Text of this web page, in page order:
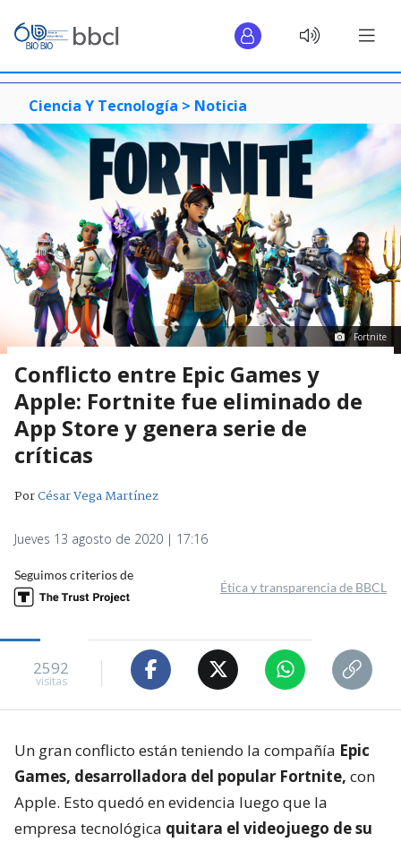
Ciencia Y Tecnología > Noticia
Fortnite
Conflicto entre Epic Games y
Apple: Fortnite fue eliminado de
App Store y genera serie de
críticas
PorCésar Vega Martínez
Jueves 13 agosto de 2020 | 17:16
Seguimos criterios de
Ética y transparencia de BBCL
2592
visitas
Un gran conflicto están teniendo la compañía Epic
Games, desarrolladora del popular Fortnite, con
Apple. Esto quedó en evidencia luego que la
empresa tecnológica quitara el videojuego de su